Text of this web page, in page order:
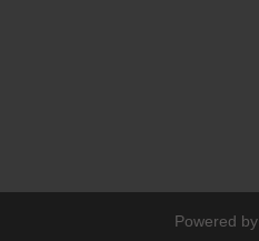
Powered by